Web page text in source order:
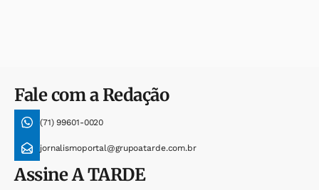
Fale com a Redação
(71) 99601-0020
jornalismoportal@grupoatarde.com.br
AssineA TARDE